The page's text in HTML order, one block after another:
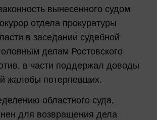
вынесенного судом
отдела прокуратуры
в заседании судебной
делам Ростовского
в части поддержал доводы
жалобы потерпевших.
областного суда,
для возвращения дела